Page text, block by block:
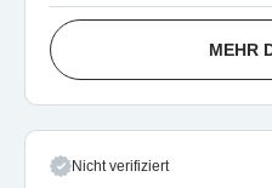
MEHR
Nicht verifiziert